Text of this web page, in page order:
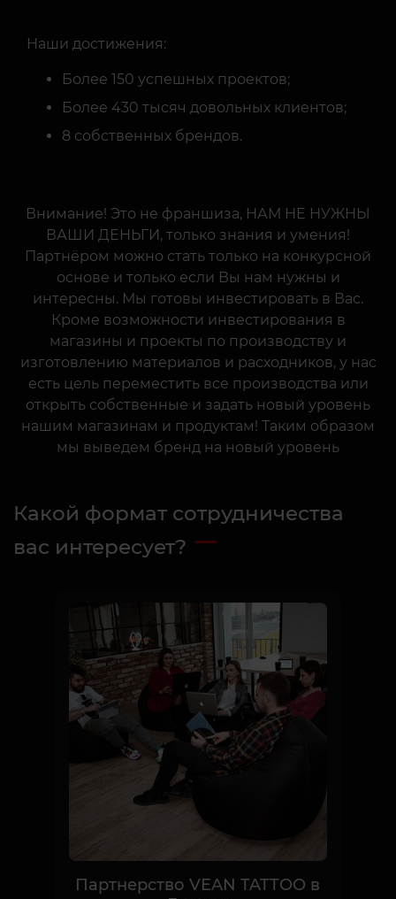
Более 150 успешных проектов;
Более 430 тысяч довольных клиентов;
8 собственных брендов.
ВАШИ ДЕНЬГИ, только знания и умения!
Партнёром можно стать только на конкурсной
основе и только если Вы нам нужны и
интересны. Мы готовы инвестировать в Вас.
Кроме возможности инвестирования в
магазины и проекты по производству и
изготовлению материалов и расходников, у нас
есть цель переместить все производства или
открыть собственные и задать новый уровень
нашим магазинам и продуктам! Таким образом
мы выведем бренд на новый уровень
вас интересует?
Европе